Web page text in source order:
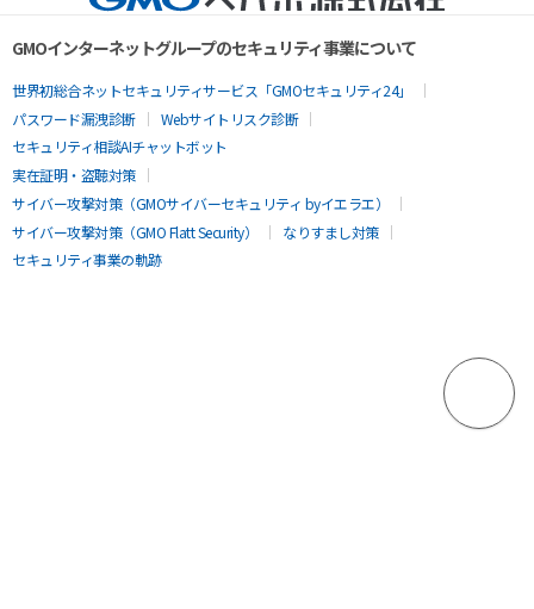
GMOインターネットグループのセキュリティ事業について
世界初総合ネットセキュリティサービス「GMOセキュリティ24」
パスワード漏洩診断
Webサイトリスク診断
セキュリティ相談AIチャットボット
実在証明・盗聴対策
サイバー攻撃対策（GMOサイバーセキュリティ byイエラエ）
サイバー攻撃対策（GMO Flatt Security）
なりすまし対策
セキュリティ事業の軌跡